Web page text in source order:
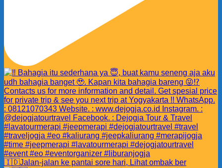
🇮🇩Jalan-jalan ke pantai sore hari, Lihat ombak ber